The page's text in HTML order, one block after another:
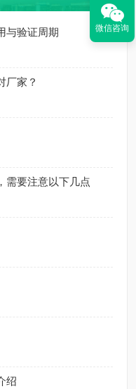
与验证周期
厂家？
需要注意以下几点
绍
微信咨询